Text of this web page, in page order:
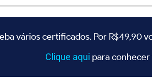
vários certificados. Por R$49,90
Clique aqui para conhecer